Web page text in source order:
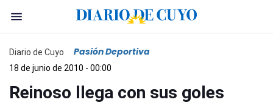
Diario de Cuyo Pasión Deportiva
18 de junio de 2010 - 00:00
Reinoso llega con sus goles